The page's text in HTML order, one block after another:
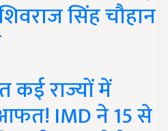
सिंह चौहान
कई राज्यों में
IMD ने 15 से